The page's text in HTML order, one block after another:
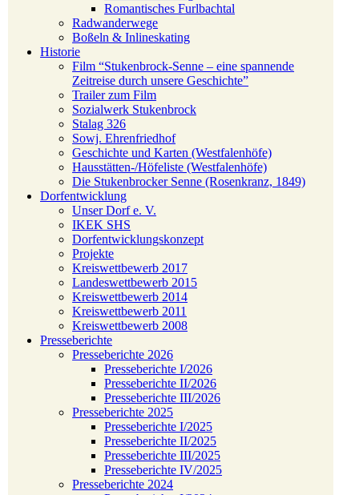
Romantisches Furlbachtal
Radwanderwege
Boßeln & Inlineskating
Historie
Film “Stukenbrock-Senne – eine spannende
Zeitreise durch unsere Geschichte”
Trailer zum Film
Sozialwerk Stukenbrock
Stalag 326
Sowj. Ehrenfriedhof
Geschichte und Karten (Westfalenhöfe)
Hausstätten-/Höfeliste (Westfalenhöfe)
Die Stukenbrocker Senne (Rosenkranz, 1849)
Dorfentwicklung
Unser Dorf e. V.
IKEK SHS
Dorfentwicklungskonzept
Projekte
Kreiswettbewerb 2017
Landeswettbewerb 2015
Kreiswettbewerb 2014
Kreiswettbewerb 2011
Kreiswettbewerb 2008
Presseberichte
Presseberichte 2026
Presseberichte I/2026
Presseberichte II/2026
Presseberichte III/2026
Presseberichte 2025
Presseberichte I/2025
Presseberichte II/2025
Presseberichte III/2025
Presseberichte IV/2025
Presseberichte 2024